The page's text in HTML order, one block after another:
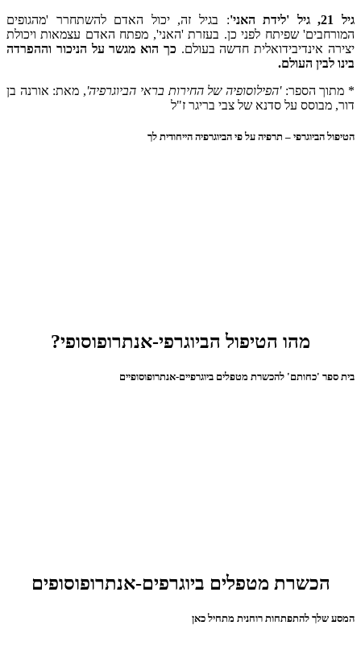
גיל 21, גיל 'לידת האני'
: בגיל זה, יכול האדם להשתחרר 'מהגופים
המורחבים' שפיתח לפני כן. בעזרת 'האני', מפתח האדם עצמאות ויכולת
יצירה אינדיבידואלית חדשה בעולם. כך הוא מגשר על הניכור וההפרדה
בינו לבין העולם.
* מתוך הספר:'הפילוסופיה של החירות בראי הביוגרפיה', מאת: אורנה בן
דור, מבוסס על סדנא של צבי בריגר ז"ל
הטיפול הביוגרפי – תרפיה על פי הביוגרפיה הייחודית לך
מהו הטיפול הביוגרפי-אנתרופוסופי?
בית ספר 'כחותם' להכשרת מטפלים ביוגרפיים-אנתרופוסופיים
הכשרת מטפלים ביוגרפים-אנתרופוסופים
המסע שלך להתפתחות רוחנית מתחיל כאן